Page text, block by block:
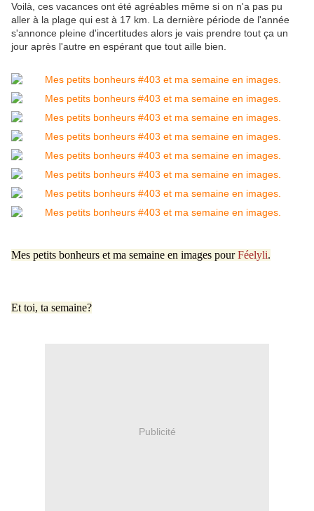
Voilà, ces vacances ont été agréables même si on n'a pas pu
aller à la plage qui est à 17 km. La dernière période de l'année
s'annonce pleine d'incertitudes alors je vais prendre tout ça un
jour après l'autre en espérant que tout aille bien.
Mes petits bonheurs et ma semaine en images pour Féelyli.
Et toi, ta semaine?
Publicité